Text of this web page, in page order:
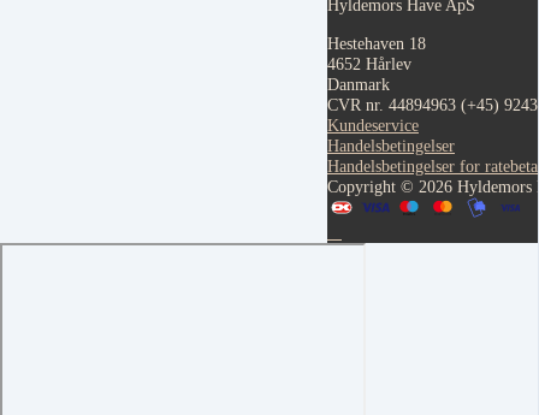
Hyldemors Have ApS
Hestehaven 18
4652 Hårlev
Danmark
CVR nr. 44894963 (+45)
Kundeservice
Handelsbetingelser
Handelsbetingelser for
Copyright © 2026 Hyldemors